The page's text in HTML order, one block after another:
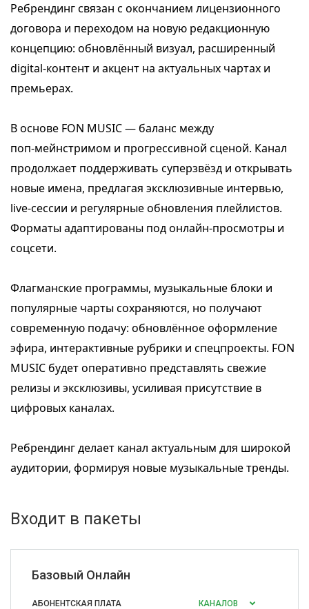
Ребрендинг связан с окончанием лицензионного
договора и переходом на новую редакционную
концепцию: обновлённый визуал, расширенный
digital‑контент и акцент на актуальных чартах и
премьерах.
В основе FON MUSIC — баланс между
поп‑мейнстримом и прогрессивной сценой. Канал
продолжает поддерживать суперзвёзд и открывать
новые имена, предлагая эксклюзивные интервью,
live‑сессии и регулярные обновления плейлистов.
Форматы адаптированы под онлайн‑просмотры и
соцсети.
Флагманские программы, музыкальные блоки и
популярные чарты сохраняются, но получают
современную подачу: обновлённое оформление
эфира, интерактивные рубрики и спецпроекты. FON
MUSIC будет оперативно представлять свежие
релизы и эксклюзивы, усиливая присутствие в
цифровых каналах.
Ребрендинг делает канал актуальным для широкой
аудитории, формируя новые музыкальные тренды.
Входит в пакеты
Базовый Онлайн
АБОНЕНТСКАЯ ПЛАТА КАНАЛОВ